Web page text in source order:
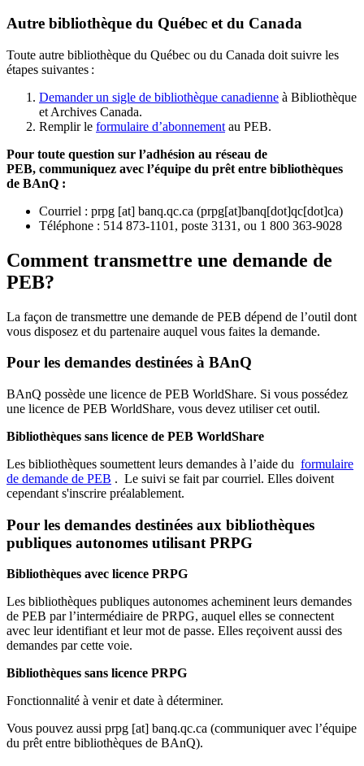
Autre bibliothèque du Québec et du Canada
Toute autre bibliothèque du Québec ou du Canada doit suivre les
étapes suivantes :
Demander un sigle de bibliothèque canadienne à Bibliothèque
et Archives Canada.
Remplir le formulaire d’abonnement au PEB.
Pour toute question sur l’adhésion au réseau de
PEB, communiquez avec l’équipe du prêt entre bibliothèques
de BAnQ :
Courriel : prpg [at] banq.qc.ca (prpg[at]banq[dot]qc[dot]ca)
Téléphone : 514 873-1101, poste 3131, ou 1 800 363-9028
Comment transmettre une demande de
PEB?
La façon de transmettre une demande de PEB dépend de l’outil dont
vous disposez et du partenaire auquel vous faites la demande.
Pour les demandes destinées à BAnQ
BAnQ possède une licence de PEB WorldShare. Si vous possédez
une licence de PEB WorldShare, vous devez utiliser cet outil.
Bibliothèques sans licence de PEB WorldShare
Les bibliothèques soumettent leurs demandes à l’aide du formulaire
de demande de PEB . Le suivi se fait par courriel. Elles doivent
cependant s'inscrire préalablement.
Pour les demandes destinées aux bibliothèques
publiques autonomes utilisant PRPG
Bibliothèques avec licence PRPG
Les bibliothèques publiques autonomes acheminent leurs demandes
de PEB par l’intermédiaire de PRPG, auquel elles se connectent
avec leur identifiant et leur mot de passe. Elles reçoivent aussi des
demandes par cette voie.
Bibliothèques sans licence PRPG
Fonctionnalité à venir et date à déterminer.
Vous pouvez aussi prpg [at] banq.qc.ca (communiquer avec l’équipe
du prêt entre bibliothèques de BAnQ).